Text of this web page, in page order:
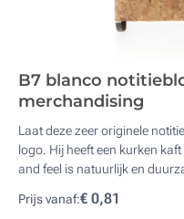
B7 blanco
merchandising
Laat deze zeer originele
logo. Hij heeft een kurken
and feel is natuurlijk en
Prijs vanaf:€ 0,81